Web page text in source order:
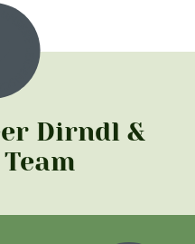
Dirndl &